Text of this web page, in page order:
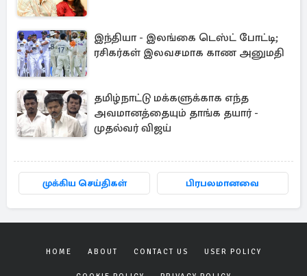
இந்தியா - இலங்கை டெஸ்ட் போட்டி;
ரசிகர்கள் இலவசமாக காண அனுமதி
தமிழ்நாட்டு மக்களுக்காக எந்த
அவமானத்தையும் தாங்க தயார் -
முதல்வர் விஜய்
முக்கிய செய்திகள் பிரபலமானவை
HOME ABOUT CONTACT US USER POLICY